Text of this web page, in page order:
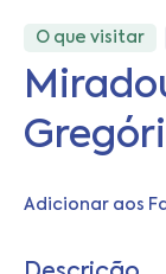
O que visitar
Adicionar aos